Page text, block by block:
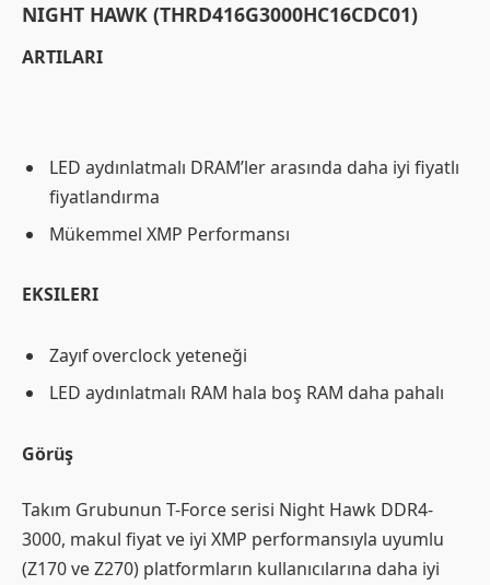
NIGHT HAWK (THRD416G3000HC16CDC01)
ARTILARI
LED aydınlatmalı DRAM’ler arasında daha iyi fiyatlı
fiyatlandırma
Mükemmel XMP Performansı
EKSILERI
Zayıf overclock yeteneği
LED aydınlatmalı RAM hala boş RAM daha pahalı
Görüş
Takım Grubunun T-Force serisi Night Hawk DDR4-
3000, makul fiyat ve iyi XMP performansıyla uyumlu
(Z170 ve Z270) platformların kullanıcılarına daha iyi